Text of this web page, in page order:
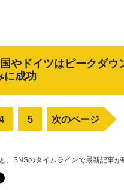
やドイツはピークダウ
に成功
5 次のページ
、SNSのタイムラインで最新記事が